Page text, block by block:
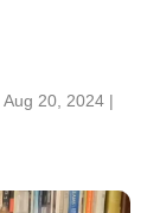
Aug 20, 2024 |